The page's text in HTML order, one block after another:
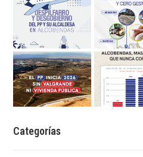
Categorías